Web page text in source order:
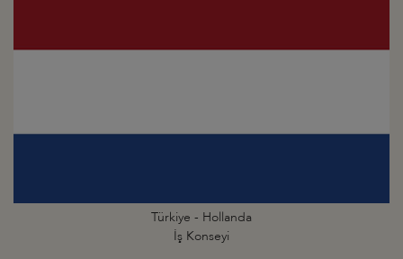
Türkiye - Hollanda
İş Konseyi